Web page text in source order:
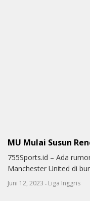
MU Mulai Susun
755Sports.id – Ada
Manchester United di
Juni 12, 2023 - Liga Inggris